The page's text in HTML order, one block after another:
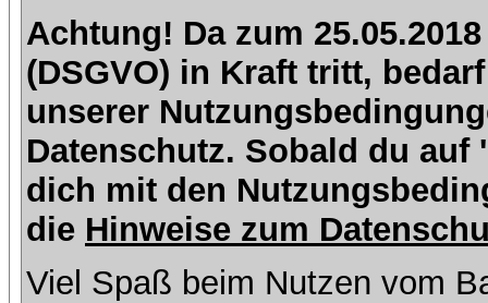
Achtung! Da zum
(DSGVO) in Kraft tritt,
unserer
Datenschutz. Sobald du
dich mit den
die Hinweise zum
Viel Spaß beim Nutzen vom